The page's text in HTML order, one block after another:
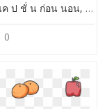
Moon - แค ป ชั่ น ก่อน นอน, HD Png Download
0